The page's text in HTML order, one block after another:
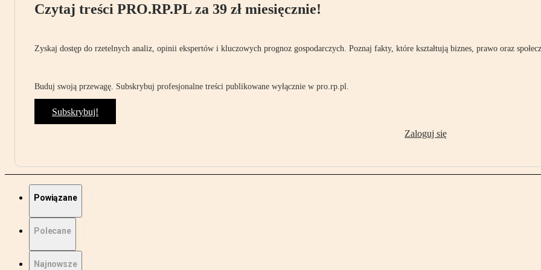
Czytaj treści PRO.RP.PL za 39 zł miesięcznie!
Zyskaj dostęp do rzetelnych analiz, opinii ekspertów i kluczowych prognoz gospodarczych. Poznaj fakty, które kształtują biznes, prawo oraz
Buduj swoją przewagę. Subskrybuj profesjonalne treści publikowane wyłącznie w pro.rp.pl.
Subskrybuj!
Zaloguj się
Powiązane
Polecane
Najnowsze